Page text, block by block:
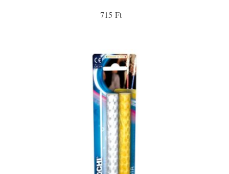
715 Ft